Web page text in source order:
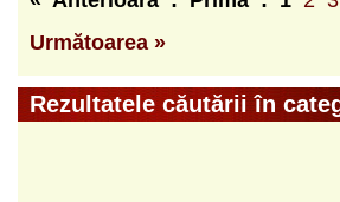
Următoarea »
Rezultatele căutării în